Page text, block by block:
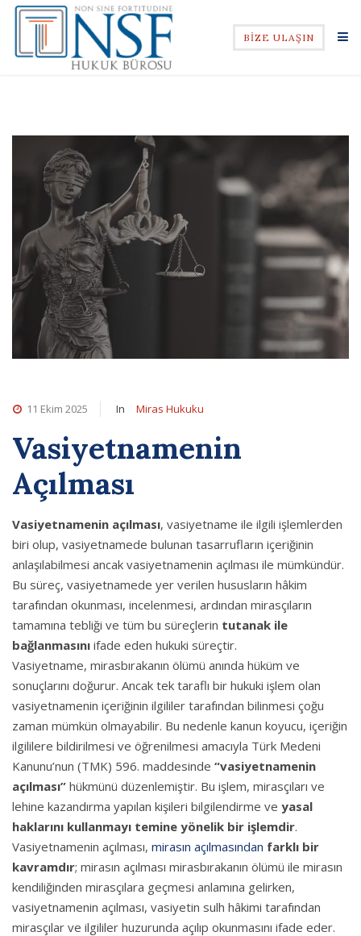
BİZE ULAŞIN
11 Ekim 2025 In Miras Hukuku
Vasiyetnamenin
Açılması
Vasiyetnamenin açılması, vasiyetname ile ilgili işlemlerden
biri olup, vasiyetnamede bulunan tasarrufların içeriğinin
anlaşılabilmesi ancak vasiyetnamenin açılması ile mümkündür.
Bu süreç, vasiyetnamede yer verilen hususların hâkim
tarafından okunması, incelenmesi, ardından mirasçıların
tamamına tebliği ve tüm bu süreçlerin tutanak ile
bağlanmasını ifade eden hukuki süreçtir.
Vasiyetname, mirasbırakanın ölümü anında hüküm ve
sonuçlarını doğurur. Ancak tek taraflı bir hukuki işlem olan
vasiyetnamenin içeriğinin ilgililer tarafından bilinmesi çoğu
zaman mümkün olmayabilir. Bu nedenle kanun koyucu, içeriğin
ilgililere bildirilmesi ve öğrenilmesi amacıyla Türk Medeni
Kanunu’nun (TMK) 596. maddesinde “vasiyetnamenin
açılması” hükmünü düzenlemiştir. Bu işlem, mirasçıları ve
lehine kazandırma yapılan kişileri bilgilendirme ve yasal
haklarını kullanmayı temine yönelik bir işlemdir.
Vasiyetnamenin açılması, mirasın açılmasından farklı bir
kavramdır; mirasın açılması mirasbırakanın ölümü ile mirasın
kendiliğinden mirasçılara geçmesi anlamına gelirken,
vasiyetnamenin açılması, vasiyetin sulh hâkimi tarafından
mirasçılar ve ilgililer huzurunda açılıp okunmasını ifade eder.